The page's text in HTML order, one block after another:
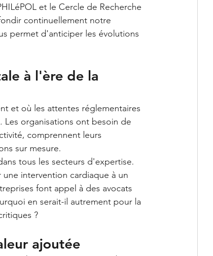
et le Cercle de Recherche
continuellement notre
permet d'anticiper les évolutions
à l'ère de la
et où les attentes réglementaires
organisations ont besoin de
comprennent leurs
sur mesure.
tous les secteurs d'expertise.
intervention cardiaque à un
font appel à des avocats
en serait-il autrement pour la
?
ajoutée